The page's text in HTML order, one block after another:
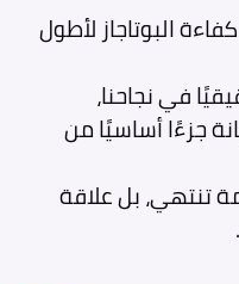
البوتاجاز لأطول
في نجاحنا،
جزءًا أساسيًا من
تنتهي، بل علاقة